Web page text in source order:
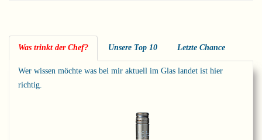
Was trinkt der Chef? Unsere Top 10 Letzte Chance
Wer wissen möchte was bei mir aktuell im Glas landet ist hier
richtig.